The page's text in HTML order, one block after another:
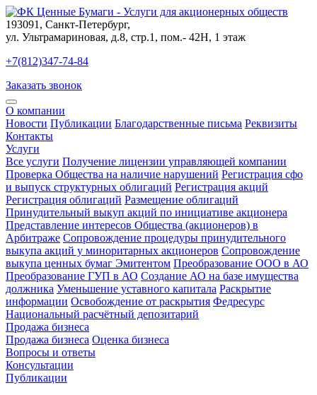
193091 , Санкт-Петербург,
ул. Ультрамариновая, д.8, стр.1, пом.- 42Н, 1 этаж
+7(812)347-74-84
Заказать звонок
О компании
Новости Публикации Благодарственные письма Реквизиты
Контакты
Услуги
Все услуги Получение лицензии управляющей компании
Проверка Общества на наличие нарушений Регистрация сфо
и выпуск структурных облигаций Регистрация акций
Регистрация облигаций Размещение облигаций
Принудительный выкуп акций по инициативе акционера
Представление интересов Общества (акционеров) в
Арбитраже Сопровождение процедуры принудительного
выкупа акций у миноритарных акционеров Сопровождение
выкупа ценных бумаг Эмитентом Преобразование ООО в АО
Преобразование ГУП в АО Создание АО на базе имущества
должника Уменьшение уставного капитала Раскрытие
информации Освобождение от раскрытия Федресурс
Национальный расчётный депозитарий
Продажа бизнеса
Продажа бизнеса Оценка бизнеса
Вопросы и ответы
Консультации
Публикации